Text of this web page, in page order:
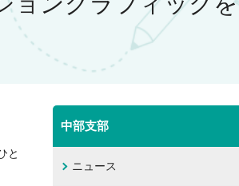
と
中部支部
ニュース